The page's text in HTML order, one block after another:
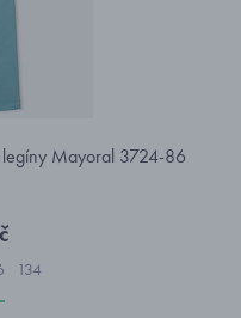
legíny Mayoral 3724-86
134